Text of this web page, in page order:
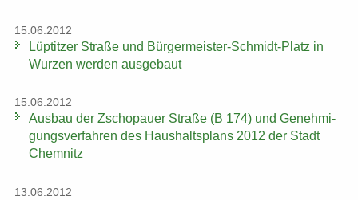
15.06.2012
Lüp­tit­zer Stra­ße und Bürgermeister-​Schmidt-Platz in
Wur­zen wer­den aus­ge­baut
15.06.2012
Aus­bau der Zscho­pau­er Stra­ße (B 174) und Ge­neh­mi­
gungs­ver­fah­ren des Haus­halts­plans 2012 der Stadt
Chem­nitz
13.06.2012